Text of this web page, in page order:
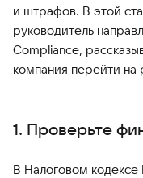
и штрафов. В этой
руководитель
Compliance,
компания перейти на
1. Проверьте
В Налоговом